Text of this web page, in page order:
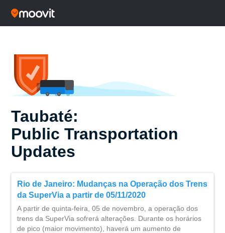
Taubaté:
Public Transportation
Updates
Rio de Janeiro: Mudanças na Operação dos Trens
da SuperVia a partir de 05/11/2020
A partir de quinta-feira, 05 de novembro, a operação dos
trens da SuperVia sofrerá alterações. Durante os horários
de pico (maior movimento), haverá um aumento de